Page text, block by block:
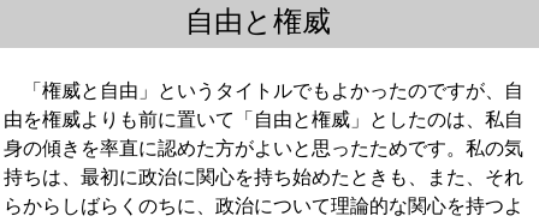
自由と権威
自由と権威
「権威と自由」というタイトルでもよかったのですが、自
由を権威よりも前に置いて「自由と権威」としたのは、私自
身の傾きを率直に認めた方がよいと思ったためです。私の気
持ちは、最初に政治に関心を持ち始めたときも、また、それ
らからしばらくのちに、政治について理論的な関心を持つよ